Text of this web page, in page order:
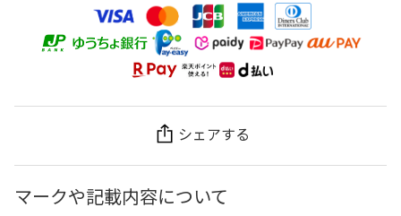
シェアする
マークや記載内容について